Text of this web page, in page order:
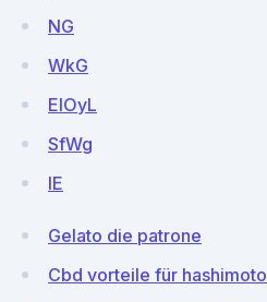
NG
WkG
EIOyL
SfWg
lE
Gelato die patrone
Cbd vorteile für hashimoto